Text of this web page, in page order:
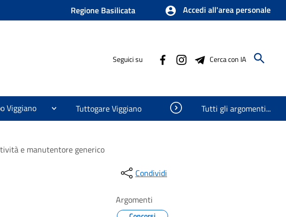
Regione Basilicata Accedi all'area personale
Seguici su Cerca con IA
Viggiano Tuttogare Viggiano Visualizza oggetti nascosti
Tutti gli argomenti...
e manutentore generico
Condividi
Argomenti